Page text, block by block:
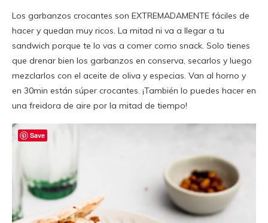
Los garbanzos crocantes son EXTREMADAMENTE fáciles de
hacer y quedan muy ricos. La mitad ni va a llegar a tu
sandwich porque te lo vas a comer como snack. Solo tienes
que drenar bien los garbanzos en conserva, secarlos y luego
mezclarlos con el aceite de oliva y especias. Van al horno y
en 30min están súper crocantes. ¡También lo puedes hacer en
una freidora de aire por la mitad de tiempo!
Save